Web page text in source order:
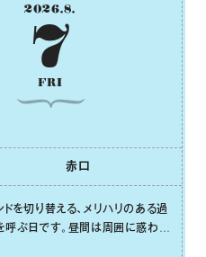
2026.8.
7
FRI
⾚⼝
を切り替える、メリハリのある過
呼ぶ⽇です。昼間は周囲に惑わさ